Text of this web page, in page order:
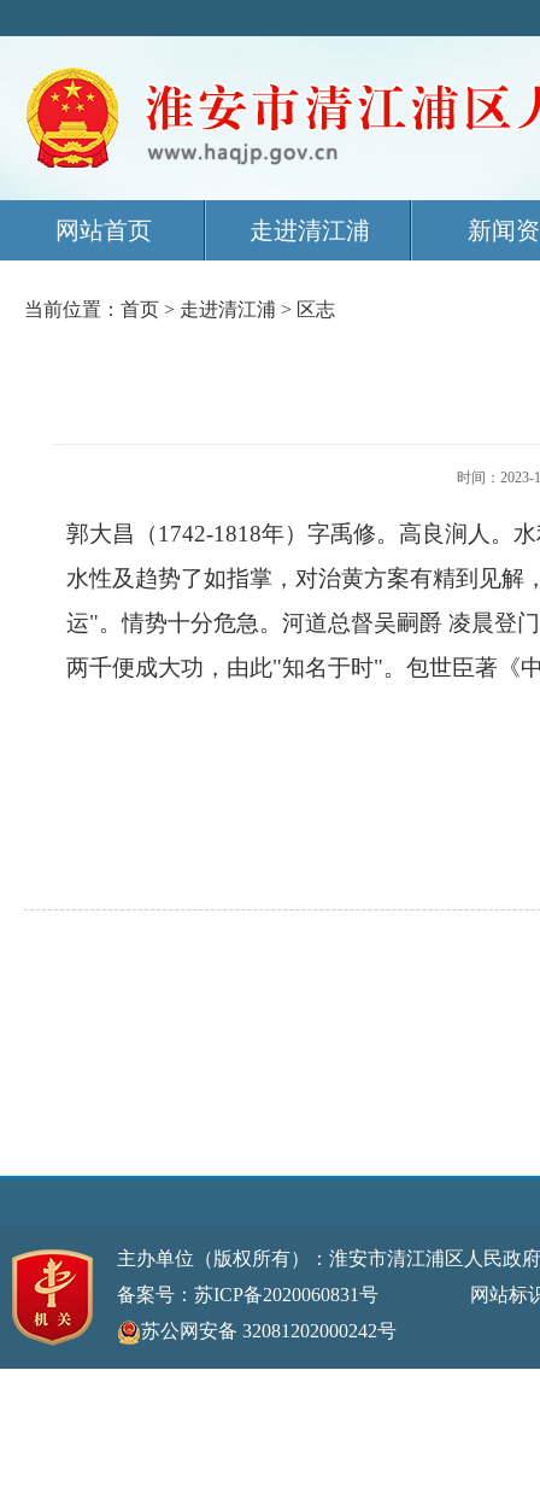
网站首页 走进清江浦 新闻
当前位置： 首页 > 走进清江浦 > 区志
时间：
郭大昌（1742-1818年）字禹修。高良涧人。
水性及趋势了如指掌，对治黄方案有精到见解
运"。情势十分危急。河道总督吴嗣爵 凌晨登
两千便成大功，由此"知名于时"。包世臣著《
主办单位（版权所有）：淮安市清江浦区人民
备案号：苏ICP备2020060831号
网站标识码
苏公网安备 32081202000242号